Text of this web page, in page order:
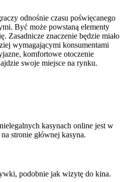
odnośnie czasu poświęcanego
Być może powstaną elementy
Zasadnicze znaczenie będzie miało
wymagającymi konsumentami
komfortowe otoczenie
swoje miejsce na rynku.
kasynach online jest w
stronie głównej kasyna.
podobnie jak wizytę do kina.